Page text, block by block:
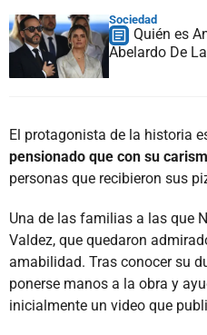
Sociedad
Quién es
Abelardo De
El protagonista de la historia
pensionado que con su
personas que recibieron sus
Una de las familias a las que
Valdez, que quedaron
amabilidad. Tras conocer su
ponerse manos a la obra y
inicialmente un video que